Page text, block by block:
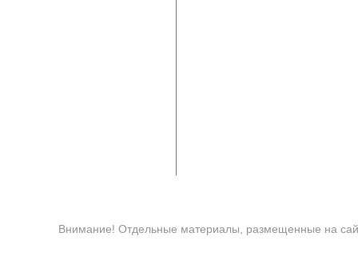
Внимание! Отдельные материалы, размещенные на